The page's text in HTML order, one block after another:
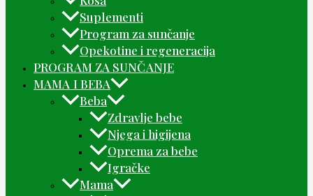
Suplementi
Program za sunčanje
Opekotine i regeneracija
PROGRAM ZA SUNČANJE
MAMA I BEBA
Beba
Zdravlje bebe
Njega i higijena
Oprema za bebe
Igračke
Mama